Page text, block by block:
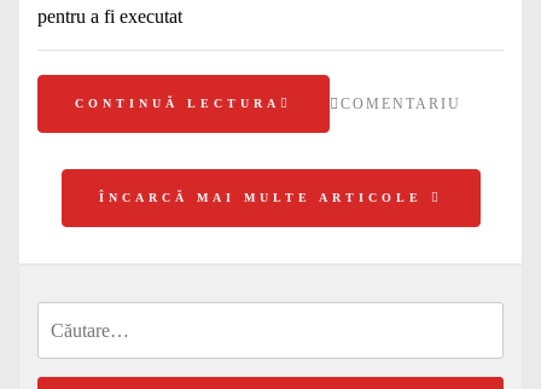
pentru a fi executat
CONTINUĂ LECTURA COMENTARIU
ÎNCARCĂ MAI MULTE ARTICOLE